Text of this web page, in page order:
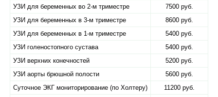
УЗИ для беременных во 2-м триместре
7500 руб.
УЗИ для беременных в 3-м триместре
8600 руб.
УЗИ для беременных в 1-м триместре
5400 руб.
УЗИ голеностопного сустава
5400 руб.
УЗИ верхних конечностей
5200 руб.
УЗИ аорты брюшной полости
5600 руб.
Суточное ЭКГ мониторирование (по Холтеру)
11200 руб.